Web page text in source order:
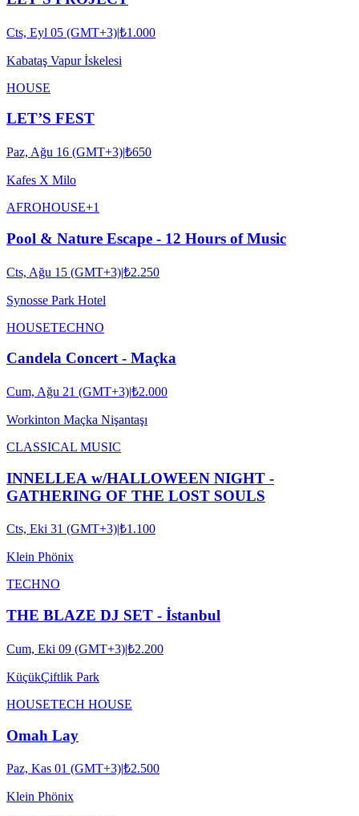
Cts, Eyl 05 (GMT+3)|₺1.000
Kabataş Vapur İskelesi
HOUSE
LET’S FEST
Paz, Ağu 16 (GMT+3)|₺650
Kafes X Milo
AFROHOUSE+1
Pool & Nature Escape - 12 Hours of Music
Cts, Ağu 15 (GMT+3)|₺2.250
Synosse Park Hotel
HOUSETECHNO
Candela Concert - Maçka
Cum, Ağu 21 (GMT+3)|₺2.000
Workinton Maçka Nişantaşı
CLASSICAL MUSIC
INNELLEA w/HALLOWEEN NIGHT -
GATHERING OF THE LOST SOULS
Cts, Eki 31 (GMT+3)|₺1.100
Klein Phönix
TECHNO
THE BLAZE DJ SET - İstanbul
Cum, Eki 09 (GMT+3)|₺2.200
KüçükÇiftlik Park
HOUSETECH HOUSE
Omah Lay
Paz, Kas 01 (GMT+3)|₺2.500
Klein Phönix